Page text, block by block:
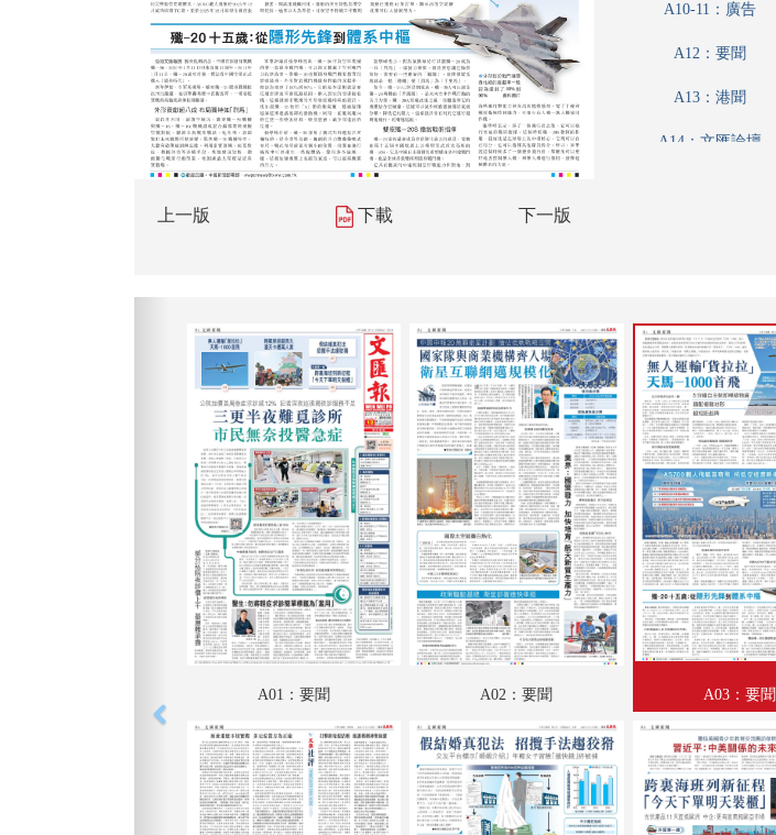
上一版 下載 下一版
A10-11：廣告
A12：要聞
A13：港聞
A14：文匯論壇
A19：國際
A20：國際
B01：財經
B02：投資理財
B03：養生坊
B04：采風
B05：體育
A01：要聞 A02：要聞 A03：要聞